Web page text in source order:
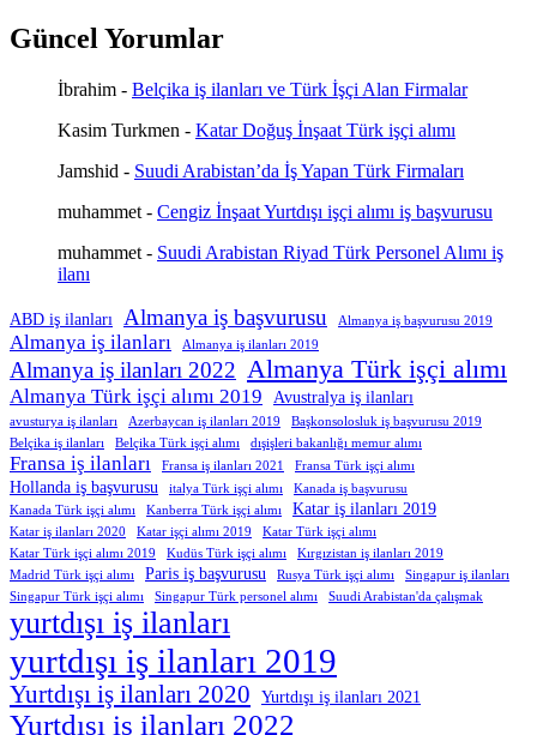
Güncel Yorumlar
İbrahim - Belçika iş ilanları ve Türk İşçi Alan Firmalar
Kasim Turkmen - Katar Doğuş İnşaat Türk işçi alımı
Jamshid - Suudi Arabistan’da İş Yapan Türk Firmaları
muhammet - Cengiz İnşaat Yurtdışı işçi alımı iş başvurusu
muhammet - Suudi Arabistan Riyad Türk Personel Alımı iş
ilanı
ABD iş ilanları Almanya iş başvurusu Almanya iş başvurusu 2019
Almanya iş ilanları Almanya iş ilanları 2019
Almanya iş ilanları 2022 Almanya Türk işçi alımı
Almanya Türk işçi alımı 2019 Avustralya iş ilanları
avusturya iş ilanları Azerbaycan iş ilanları 2019
Başkonsolosluk iş başvurusu 2019
Belçika iş ilanları
Belçika Türk işçi alımı dışişleri bakanlığı memur alımı
Fransa iş ilanları Fransa iş ilanları 2021 Fransa Türk işçi alımı
Hollanda iş başvurusu italya Türk işçi alımı
Kanada iş başvurusu
Kanada Türk işçi alımı
Kanberra Türk işçi alımı Katar iş ilanları 2019
Katar iş ilanları 2020 Katar işçi alımı 2019
Katar Türk işçi alımı
Katar Türk işçi alımı 2019
Kudüs Türk işçi alımı
Kırgızistan iş ilanları 2019
Madrid Türk işçi alımı
Paris iş başvurusu Rusya Türk işçi alımı
Singapur iş ilanları
Singapur Türk işçi alımı
Singapur Türk personel alımı Suudi Arabistan'da çalışmak
yurtdışı iş ilanları
yurtdışı iş ilanları 2019
Yurtdışı iş ilanları 2020 Yurtdışı iş ilanları 2021
Yurtdışı iş ilanları 2022